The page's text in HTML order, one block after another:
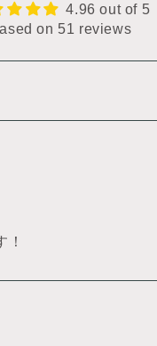
4.96 out of 5
on 51 reviews